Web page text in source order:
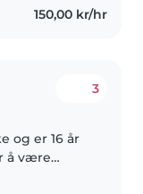
150,00 kr/hr
3
og er 16 år
å være